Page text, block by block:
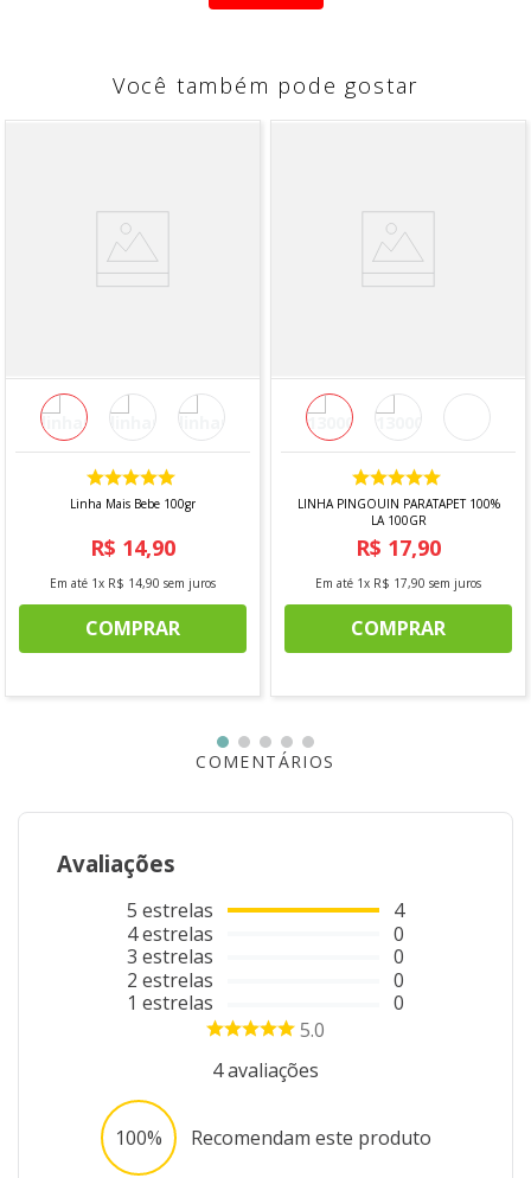
Composição:100% algodão
Agulha recomendada:Crochê: 2,5 e 3,5 mm | Tricô: 4 a 6
Você também pode gostar
Linha Mais Bebe 100gr
R$ 14,90
Em até 1x R$ 14,90 sem juros
COMPRAR
LINHA PINGOUIN PARATAPET 100%
LA 100GR
R$ 17,90
Em até 1x R$ 17,90 sem juros
COMPRAR
COMENTÁRIOS
Avaliações
5 estrelas
4estrelas
3 estrelas
2 estrelas
1 estrelas
4
0
0
0
0
5.0
4avaliações
100% Recomendam este produto